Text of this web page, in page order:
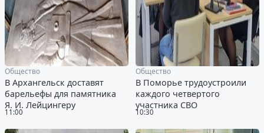
11:00
Общество
В Архангельск доставят
барельефы для памятника
Я. И. Лейцингеру
10:30
Общество
В Поморье трудоустроили
каждого четвертого
участника СВО